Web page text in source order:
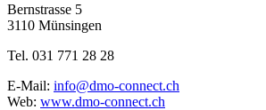
Bernstrasse 5
3110 Münsingen
Tel. 031 771 28 28
E-Mail: info@dmo-connect.ch
Web: www.dmo-connect.ch